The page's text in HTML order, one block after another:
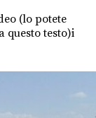
(lo potete
questo testo)i